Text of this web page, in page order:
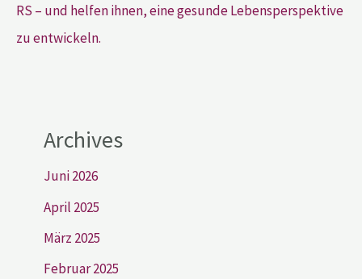
RS – und helfen ihnen, eine gesunde Lebensperspektive
zu entwickeln.
Archives
Juni 2026
April 2025
März 2025
Februar 2025